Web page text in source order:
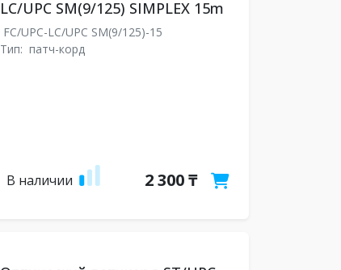
LC/UPC SM(9/125) SIMPLEX 15m
FC/UPC-LC/UPC SM(9/125)-15
Тип: патч-корд
В наличии 2 300 ₸